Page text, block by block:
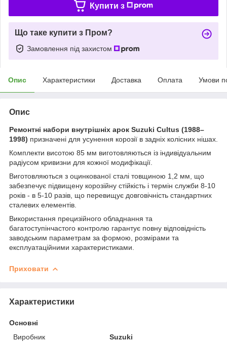
Купити з
Що таке купити з Пром?
Замовлення під захистом
Опис Характеристики Доставка Оплата Умови
Опис
Ремонтні набори внутрішніх арок Suzuki Cultus (1988–
1998) призначені для усунення корозії в задніх колісних нішах.
Комплекти висотою 85 мм виготовляються із індивідуальним
радіусом кривизни для кожної модифікації.
Виготовляються з оцинкованої сталі товщиною 1,2 мм, що
забезпечує підвищену корозійну стійкість і термін служби 8-10
років - в 5-10 разів, що перевищує довговічність стандартних
сталевих елементів.
Використання прецизійного обладнання та
багатоступінчастого контролю гарантує повну відповідність
заводським параметрам за формою, розмірами та
експлуатаційними характеристиками.
Приховати
Характеристики
Основні
Виробник
Suzuki